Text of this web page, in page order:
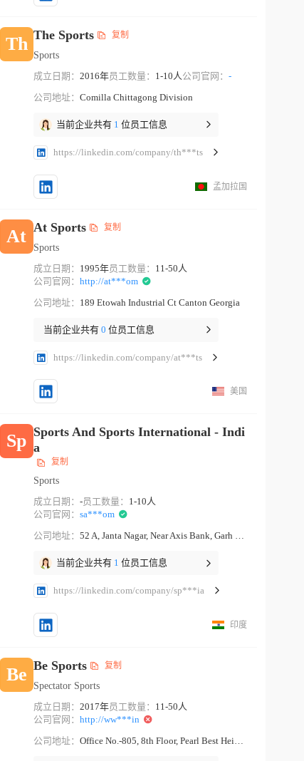
Th The Sports 复制
Sports
成立日期：2016年员工数量： 1-10人 公司官网：-
公司地址：Comilla Chittagong Division
当前企业共有 1 位员工信息
https://linkedin.com/company/th***ts
孟加拉国
At At Sports 复制
Sports
成立日期： 1995年员工数量： 11-50人
公司官网：http://at***om
公司地址： 189 Etowah Industrial Ct Canton Georgia
当前企业共有0 位员工信息
https://linkedin.com/company/at***ts
美国
Sp Sports And Sports International - Indi
a
复制
Sports
成立日期：-员工数量： 1-10人
公司官网：sa***om
公司地址：
52 A, Janta Nagar, Near Axis Bank, Garh Road Meerut Uttar Pradesh
当前企业共有 1 位员工信息
https://linkedin.com/company/sp***ia
印度
Be Be Sports 复制
Spectator Sports
成立日期：2017年员工数量： 11-50人
公司官网：http://ww***in
公司地址：
Office No.-805, 8th Floor, Pearl Best Height 2, Netaji Subhash Place, Pitampura Delhi Delhi